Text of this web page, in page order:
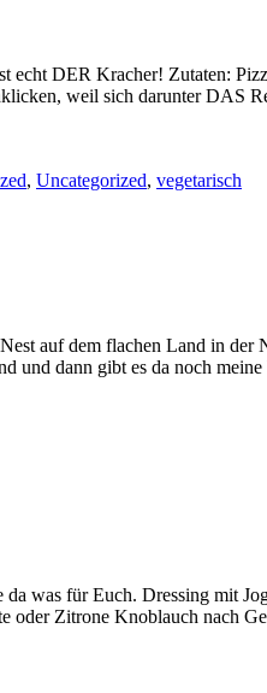
DER Kracher! Zutaten:
weil sich darunter DAS
, Uncategorized, vegetarisch
auf dem flachen Land in
und dann gibt es da noch
was für Euch. Dressing mit
oder Zitrone Knoblauch nach